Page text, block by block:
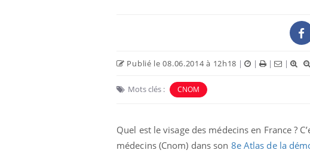
Publié le 08.06.2014 à 12h18 | | | |
Mots clés : CNOM
Quel est le visage des médecins en France ?
médecins (Cnom) dans son 8e Atlas de la